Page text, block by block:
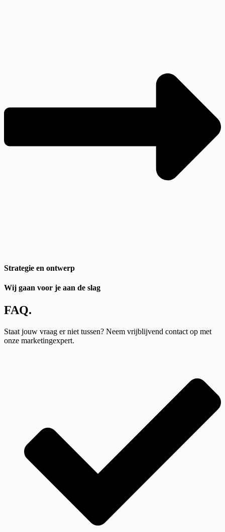
Strategie en ontwerp
Wij gaan voor je aan de slag
FAQ.
Staat jouw vraag er niet tussen? Neem vrijblijvend contact op met
onze marketingexpert.